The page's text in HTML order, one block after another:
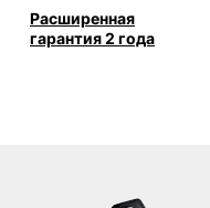
Расширенная
гарантия 2 года